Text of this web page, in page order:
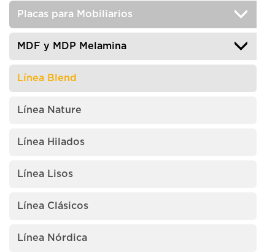
Placas para Mobiliarios
MDF y MDP Melamina
Línea Blend
Línea Nature
Línea Hilados
Línea Lisos
Línea Clásicos
Línea Nórdica